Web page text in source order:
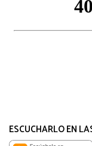
ESCUCHARLO EN